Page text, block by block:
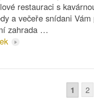
restauraci s
a večeře snídani
zahrada …
1 2